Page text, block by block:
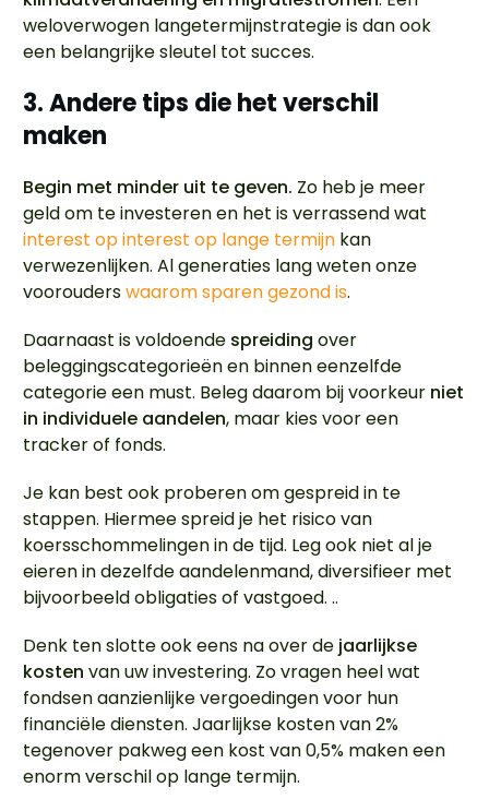
weloverwogen langetermijnstrategie is dan ook
een belangrijke sleutel tot succes.
3. Andere tips die het verschil
maken
Begin met minder uit te geven. Zo heb je meer
geld om te investeren en het is verrassend wat
interest op interest op lange termijn kan
verwezenlijken. Al generaties lang weten onze
voorouderswaarom sparen gezond is.
Daarnaast is voldoende spreiding over
beleggingscategorieën en binnen eenzelfde
categorie een must. Beleg daarom bij voorkeur niet
in individuele aandelen, maar kies voor een
tracker of fonds.
Je kan best ook proberen om gespreid in te
stappen. Hiermee spreid je het risico van
koersschommelingen in de tijd. Leg ook niet al je
eieren in dezelfde aandelenmand, diversifieer met
bijvoorbeeld obligaties of vastgoed. ..
Denk ten slotte ook eens na over de jaarlijkse
kosten van uw investering. Zo vragen heel wat
fondsen aanzienlijke vergoedingen voor hun
financiële diensten. Jaarlijkse kosten van 2%
tegenover pakweg een kost van 0,5% maken een
enorm verschil op lange termijn.